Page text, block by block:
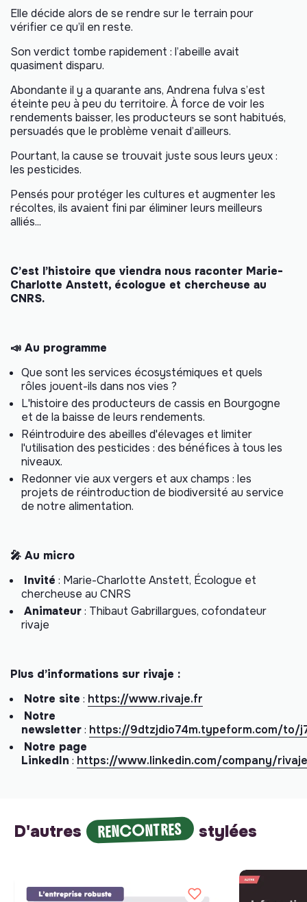
Elle décide alors de se rendre sur le terrain pour
vérifier ce qu’il en reste.
Son verdict tombe rapidement : l’abeille avait
quasiment disparu.
Abondante il y a quarante ans, Andrena fulva s’est
éteinte peu à peu du territoire. À force de voir les
rendements baisser, les producteurs se sont habitués,
persuadés que le problème venait d’ailleurs.
Pourtant, la cause se trouvait juste sous leurs yeux :
les pesticides.
Pensés pour protéger les cultures et augmenter les
récoltes, ils avaient fini par éliminer leurs meilleurs
alliés...
C’est l’histoire que viendra nous raconter Marie-
Charlotte Anstett, écologue et chercheuse au
CNRS.
📣 Au programme
Que sont les services écosystémiques et quels
rôles jouent-ils dans nos vies ?
L'histoire des producteurs de cassis en Bourgogne
et de la baisse de leurs rendements.
Réintroduire des abeilles d'élevages et limiter
l'utilisation des pesticides : des bénéfices à tous les
niveaux.
Redonner vie aux vergers et aux champs : les
projets de réintroduction de biodiversité au service
de notre alimentation.
🎤 Au micro
Invité : Marie-Charlotte Anstett, Écologue et
chercheuse au CNRS
Animateur: Thibaut Gabrillargues, cofondateur
rivaje
Plus d’informations sur rivaje :
Notre site : https://www.rivaje.fr
Notre
newsletter: https://9dtzjdio74m.typeform.com/to/
Notre page
LinkedIn : https://www.linkedin.com/company/
D'autres RENCONTRES stylées